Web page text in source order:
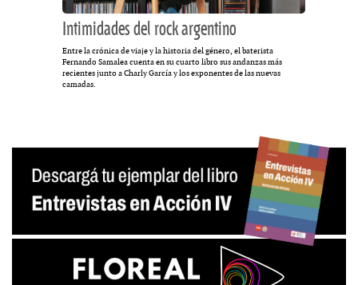
Intimidades del rock argentino
Entre la crónica de viaje y la historia del género, el baterista
Fernando Samalea cuenta en su cuarto libro sus andanzas más
recientes junto a Charly García y los exponentes de las nuevas
camadas.